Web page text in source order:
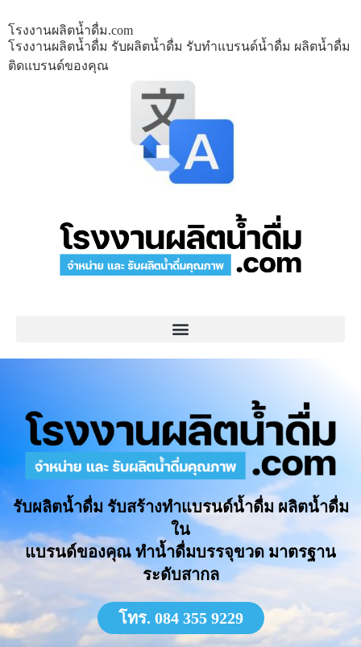
โรงงานผลิตน้ำดื่ม.com
โรงงานผลิตน้ำดื่ม รับผลิตน้ำดื่ม รับทำแบรนด์น้ำดื่ม ผลิตน้ำดื่ม
ติดแบรนด์ของคุณ
รับผลิตน้ำดื่ม รับสร้างทำแบรนด์น้ำดื่ม ผลิตน้ำดื่ม
ใน
แบรนด์ของคุณ ทำน้ำดื่มบรรจุขวด มาตรฐาน
ระดับสากล
โทร. 084 355 9229